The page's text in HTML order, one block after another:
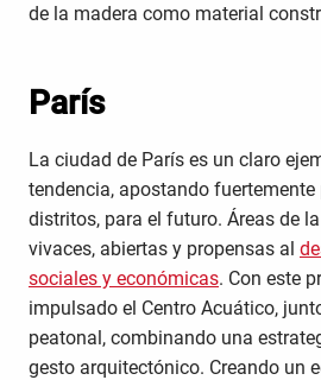
de la madera como material
París
La ciudad de París es un claro
tendencia, apostando
distritos, para el futuro. Áreas de
vivaces, abiertas y propensas al
sociales y económicas. Con este
impulsado el Centro Acuático,
peatonal, combinando una
gesto arquitectónico. Creando un